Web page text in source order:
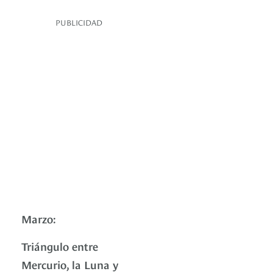
PUBLICIDAD
Marzo:
Triángulo entre
Mercurio, la Luna y